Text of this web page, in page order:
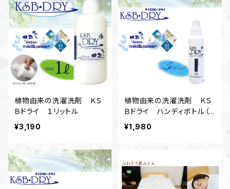
植物由来の洗濯洗剤 ＫＳ
Ｂドライ １リットル
¥3,190
植物由来の洗濯洗剤 ＫＳ
Ｂドライ ハンディボトル（５
００ｍｌ）
¥1,980